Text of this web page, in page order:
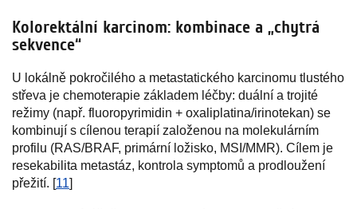
Kolorektální karcinom: kombinace a „chytrá
sekvence“
U lokálně pokročilého a metastatického karcinomu tlustého
střeva je chemoterapie základem léčby: duální a trojité
režimy (např. fluoropyrimidin + oxaliplatina/irinotekan) se
kombinují s cílenou terapií založenou na molekulárním
profilu (RAS/BRAF, primární ložisko, MSI/MMR). Cílem je
resekabilita metastáz, kontrola symptomů a prodloužení
přežití. [11]